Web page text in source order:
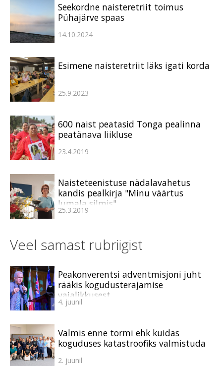
Seekordne naisteretriit toimus
Pühajärve spaas
14.10.2024
Esimene naisteretriit läks igati korda
25.9.2023
600 naist peatasid Tonga pealinna
peatänava liikluse
23.4.2019
Naisteteenistuse nädalavahetus
kandis pealkirja "Minu väärtus
Jumala silmis"
25.3.2019
Veel samast rubriigist
Peakonverentsi adventmisjoni juht
rääkis kogudusterajamise
vajalikkusest
4. juunil
Valmis enne tormi ehk kuidas
koguduses katastroofiks valmistuda
2. juunil